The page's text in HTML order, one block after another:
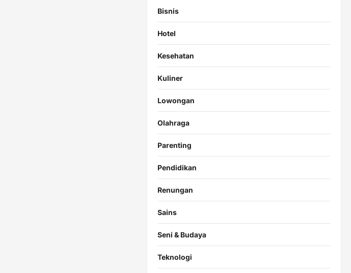
Bisnis
Hotel
Kesehatan
Kuliner
Lowongan
Olahraga
Parenting
Pendidikan
Renungan
Sains
Seni & Budaya
Teknologi